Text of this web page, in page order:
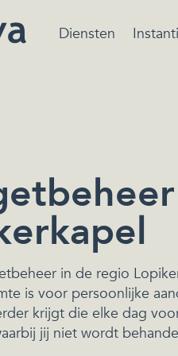
Diensten
in de regio
is voor persoonlijke
krijgt die elke dag
jij niet wordt